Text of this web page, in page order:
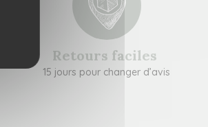
Retours faciles
15 jours pour changer d’avis